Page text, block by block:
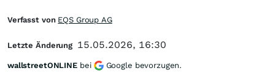
Verfasst von EQS Group AG
Letzte Änderung 15.05.2026, 16:30
wallstreetONLINE bei Google bevorzugen.